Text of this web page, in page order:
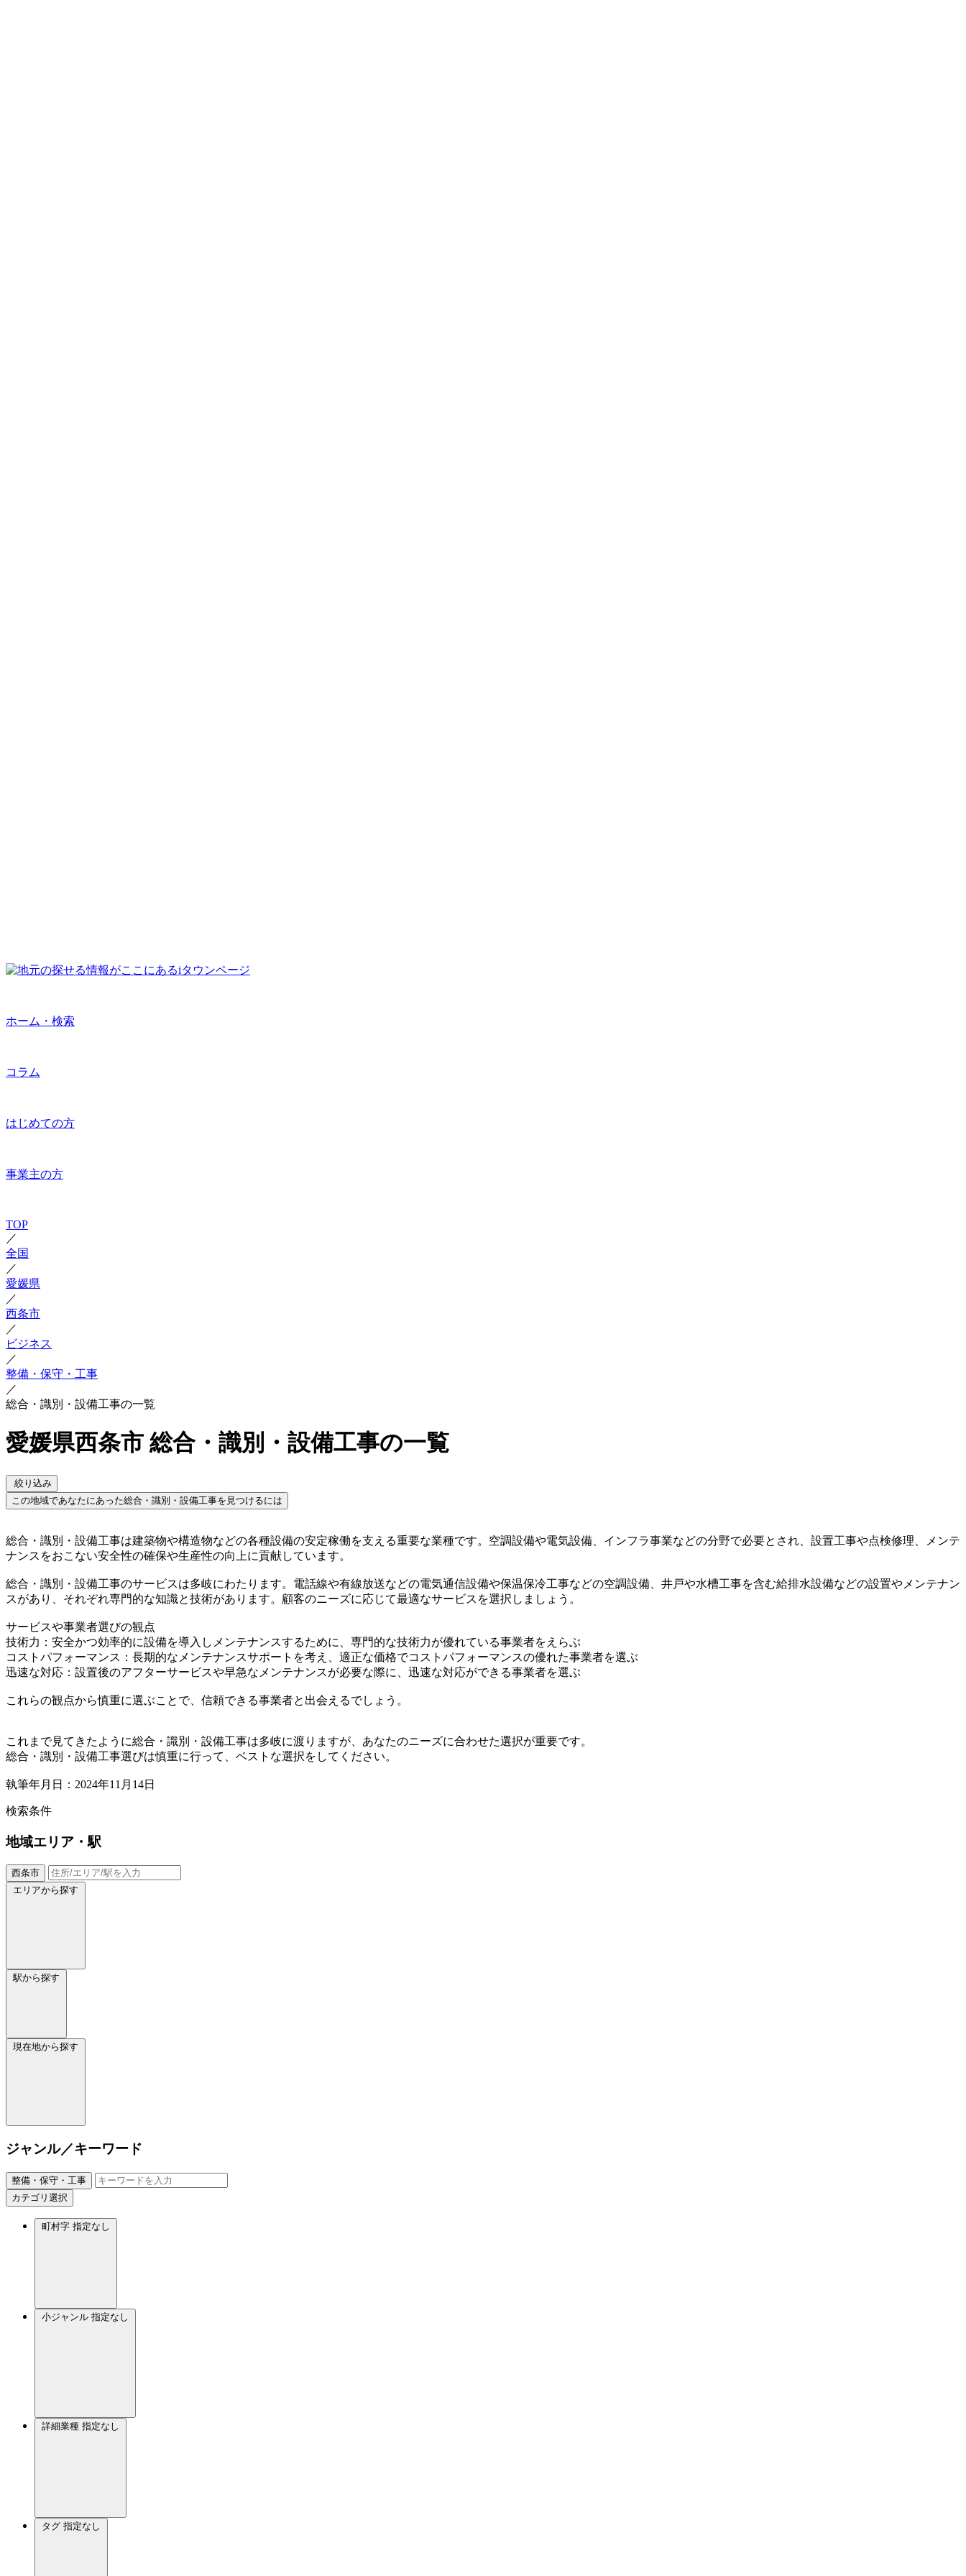
ホーム・検索
コラム
はじめての方
事業主の方
TOP
／
全国
／
愛媛県
／
西条市
／
ビジネス
／
整備・保守・工事
／
総合・識別・設備工事の一覧
愛媛県西条市 総合・識別・設備工事の一覧
絞り込み
この地域であなたにあった総合・識別・設備工事を見つけるには
総合・識別・設備工事は建築物や構造物などの各種設備の安定稼働を支える重要な業種です。空調設備や電気設備、インフラ事業などの分野で必要とされ、設置工事や点検修理、メンテ
ナンスをおこない安全性の確保や生産性の向上に貢献しています。
総合・識別・設備工事のサービスは多岐にわたります。電話線や有線放送などの電気通信設備や保温保冷工事などの空調設備、井戸や水槽工事を含む給排水設備などの設置やメンテナン
スがあり、それぞれ専門的な知識と技術があります。顧客のニーズに応じて最適なサービスを選択しましょう。
サービスや事業者選びの観点
技術力：安全かつ効率的に設備を導入しメンテナンスするために、専門的な技術力が優れている事業者をえらぶ
コストパフォーマンス：長期的なメンテナンスサポートを考え、適正な価格でコストパフォーマンスの優れた事業者を選ぶ
迅速な対応：設置後のアフターサービスや早急なメンテナンスが必要な際に、迅速な対応ができる事業者を選ぶ
これらの観点から慎重に選ぶことで、信頼できる事業者と出会えるでしょう。
これまで見てきたように総合・識別・設備工事は多岐に渡りますが、あなたのニーズに合わせた選択が重要です。
総合・識別・設備工事選びは慎重に行って、ベストな選択をしてください。
執筆年月日：2024年11月14日
検索条件
地域エリア・駅
西条市
エリアから探す
駅から探す
現在地から探す
ジャンル／キーワード
整備・保守・工事
カテゴリ選択
町村字 指定なし
小ジャンル 指定なし
詳細業種 指定なし
タグ 指定なし